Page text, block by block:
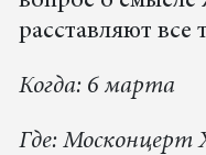
расставляют все
Когда: 6 марта
Где: Москонцерт